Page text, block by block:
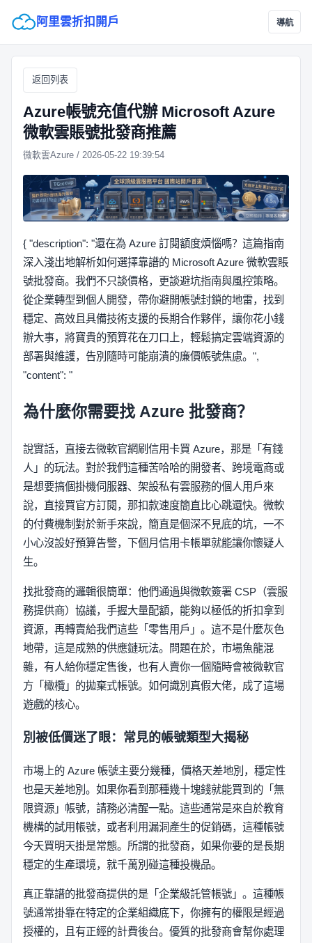
阿里雲折扣開戶 導航
返回列表
Azure帳號充值代辦 Microsoft Azure
微軟雲賬號批發商推薦
微軟雲Azure / 2026-05-22 19:39:54
{ "description": "還在為 Azure 訂閱額度煩惱嗎？這篇指南
深入淺出地解析如何選擇靠譜的 Microsoft Azure 微軟雲賬
號批發商。我們不只談價格，更談避坑指南與風控策略。
從企業轉型到個人開發，帶你避開帳號封鎖的地雷，找到
穩定、高效且具備技術支援的長期合作夥伴，讓你花小錢
辦大事，將寶貴的預算花在刀口上，輕鬆搞定雲端資源的
部署與維護，告別隨時可能崩潰的廉價帳號焦慮。",
"content": "
為什麼你需要找 Azure 批發商？
說實話，直接去微軟官網刷信用卡買 Azure，那是「有錢
人」的玩法。對於我們這種苦哈哈的開發者、跨境電商或
是想要搞個掛機伺服器、架設私有雲服務的個人用戶來
說，直接買官方訂閱，那扣款速度簡直比心跳還快。微軟
的付費機制對於新手來說，簡直是個深不見底的坑，一不
小心沒設好預算告警，下個月信用卡帳單就能讓你懷疑人
生。
找批發商的邏輯很簡單：他們通過與微軟簽署 CSP（雲服
務提供商）協議，手握大量配額，能夠以極低的折扣拿到
資源，再轉賣給我們這些「零售用戶」。這不是什麼灰色
地帶，這是成熟的供應鏈玩法。問題在於，市場魚龍混
雜，有人給你穩定售後，也有人賣你一個隨時會被微軟官
方「橄欖」的拋棄式帳號。如何識別真假大佬，成了這場
遊戲的核心。
別被低價迷了眼：常見的帳號類型大揭秘
市場上的 Azure 帳號主要分幾種，價格天差地別，穩定性
也是天差地別。如果你看到那種幾十塊錢就能買到的「無
限資源」帳號，請務必清醒一點。這些通常是來自於教育
機構的試用帳號，或者利用漏洞產生的促銷碼，這種帳號
今天買明天掛是常態。所謂的批發商，如果你要的是長期
穩定的生產環境，就千萬別碰這種投機品。
真正靠譜的批發商提供的是「企業級託管帳號」。這種帳
號通常掛靠在特定的企業組織底下，你擁有的權限是經過
授權的，且有正經的計費後台。優質的批發商會幫你處理